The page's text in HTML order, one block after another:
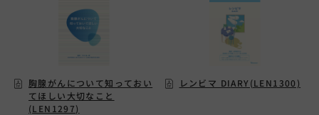
胸腺がんについて知っておい
てほしい大切なこと
(LEN1297)
レンビマ DIARY(LEN1300)